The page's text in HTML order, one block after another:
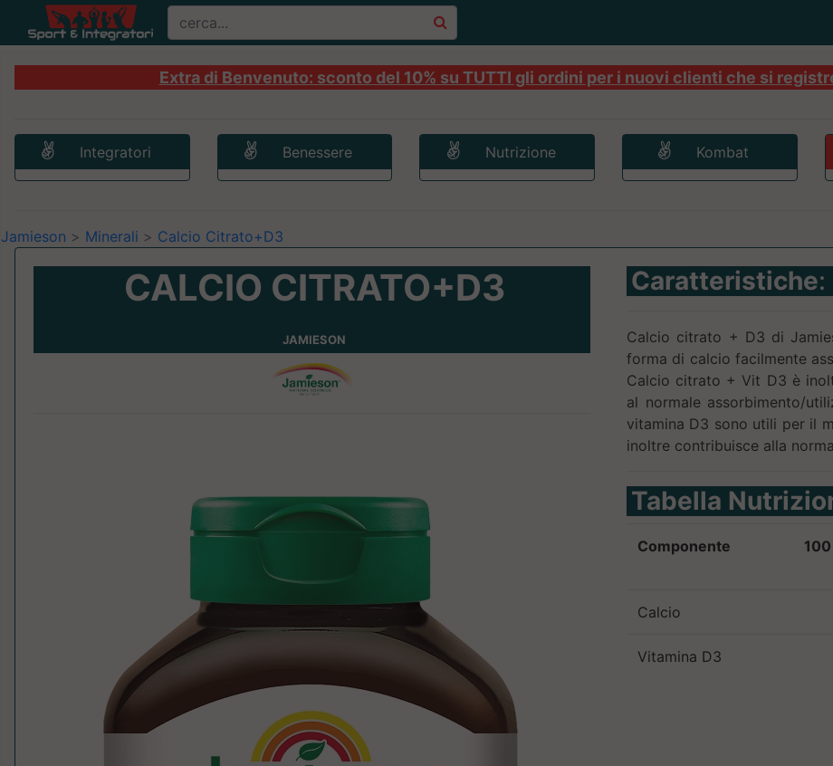
Extra di Benvenuto: sconto del 10% su TUTTI gli ordini per i nuovi clienti che si
Integratori Benessere Nutrizione Kombat
Jamieson > Minerali > Calcio Citrato+D3
CALCIO CITRATO+D3
JAMIESON
Caratteristiche:
Calcio citrato + D3 di
forma di calcio facilmente
Calcio citrato + Vit D3 è
al normale assorbimento/
vitamina D3 sono utili per il
inoltre contribuisce alla
Tabella
Componente
Calcio
Vitamina D3